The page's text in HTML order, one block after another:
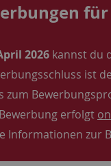
2026 kannst du
ist
zum
erfolgt
Informationen zur